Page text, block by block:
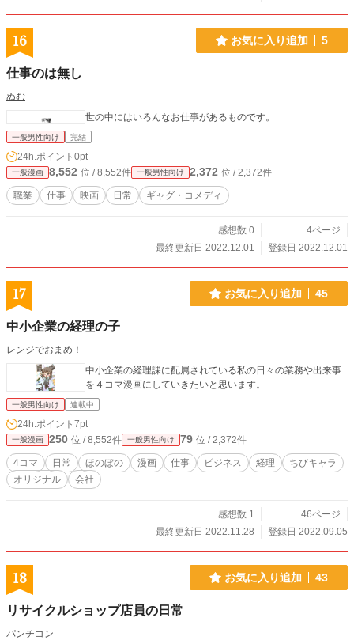
16 お気に入り追加 5
仕事のは無し
ぬむ
世の中にはいろんなお仕事があるものです。
一般男性向け 完結
24h.ポイント 0pt
一般漫画 8,552 位 / 8,552件 一般男性向け 2,372 位 / 2,372件
職業 仕事 映画 日常 ギャグ・コメディ
感想数 0
4ページ
最終更新日 2022.12.01
登録日 2022.12.01
17 お気に入り追加 45
中小企業の経理の子
レンジでおまめ！
中小企業の経理課に配属されている私の日々の業務や出来事
を４コマ漫画にしていきたいと思います。
一般男性向け 連載中
24h.ポイント 7pt
一般漫画 250 位 / 8,552件 一般男性向け 79 位 / 2,372件
4コマ 日常 ほのぼの 漫画 仕事 ビジネス 経理
ちびキャラ
オリジナル
会社
感想数 1
46ページ
最終更新日 2022.11.28
登録日 2022.09.05
18 お気に入り追加 43
リサイクルショップ店員の日常
パンチコン